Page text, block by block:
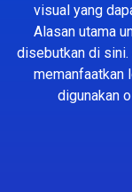
visual yang
Alasan utama
disebutkan di sini.
memanfaatkan
digunakan